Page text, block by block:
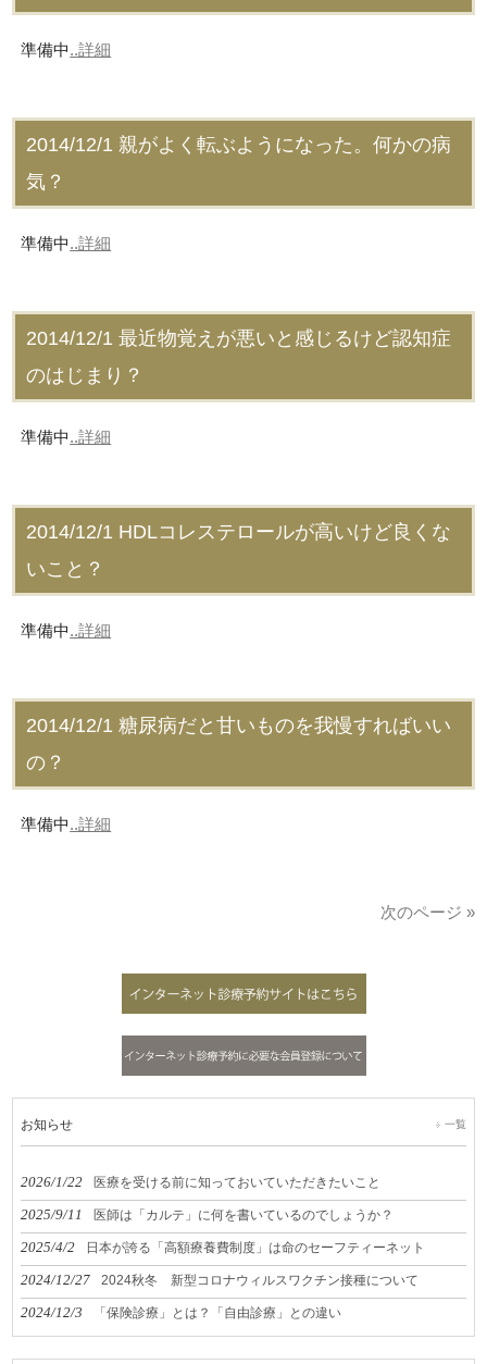
準備中..詳細
2014/12/1 親がよく転ぶようになった。何かの病
気？
準備中..詳細
2014/12/1 最近物覚えが悪いと感じるけど認知症
のはじまり？
準備中..詳細
2014/12/1 HDLコレステロールが高いけど良くな
いこと？
準備中..詳細
2014/12/1 糖尿病だと甘いものを我慢すればいい
の？
準備中..詳細
次のページ »
お知らせ 一覧
2026/1/22 医療を受ける前に知っておいていただきたいこと
2025/9/11 医師は「カルテ」に何を書いているのでしょうか？
2025/4/2 日本が誇る「高額療養費制度」は命のセーフティーネット
2024/12/27 2024秋冬 新型コロナウィルスワクチン接種について
2024/12/3 「保険診療」とは？「自由診療」との違い